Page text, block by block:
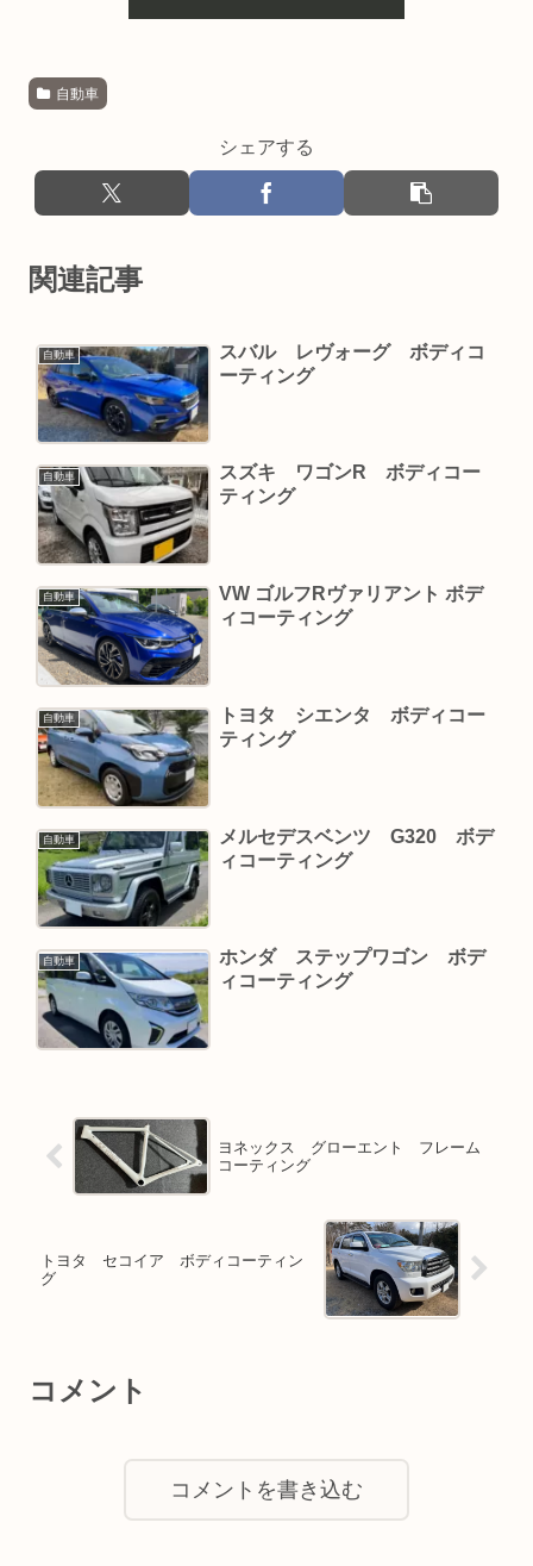
自動車
シェアする
関連記事
自動車
スバル レヴォーグ ボディコ
ーティング
自動車
スズキ ワゴンR ボディコー
ティング
自動車
VW ゴルフRヴァリアント ボデ
ィコーティング
自動車
トヨタ シエンタ ボディコー
ティング
自動車
メルセデスベンツ G320 ボデ
ィコーティング
自動車
ホンダ ステップワゴン ボデ
ィコーティング
ヨネックス グローエント フレーム
コーティング
トヨタ セコイア ボディコーティン
グ
コメント
コメントを書き込む